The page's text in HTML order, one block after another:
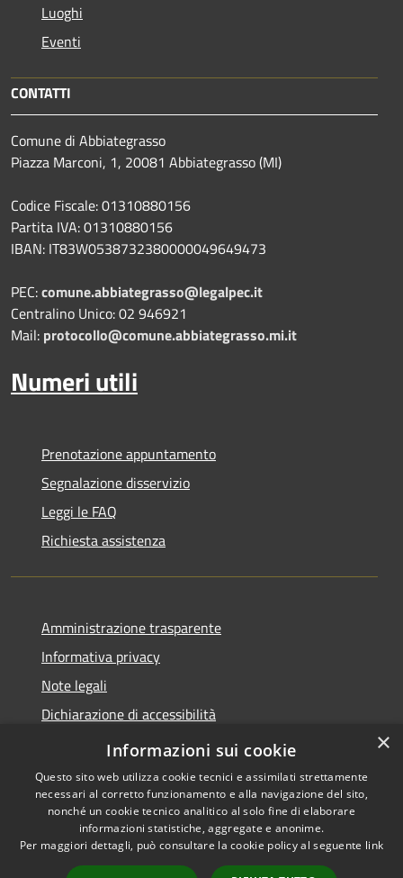
Luoghi
Eventi
CONTATTI
Comune di Abbiategrasso
Piazza Marconi, 1, 20081 Abbiategrasso (MI)
Codice Fiscale: 01310880156
Partita IVA: 01310880156
IBAN: IT83W0538732380000049649473
PEC:comune.abbiategrasso@legalpec.it
Centralino Unico: 02 946921
Mail: protocollo@comune.abbiategrasso.mi.it
Numeri utili
Prenotazione appuntamento
Segnalazione disservizio
Leggi le FAQ
Richiesta assistenza
Amministrazione trasparente
Informativa privacy
Note legali
Dichiarazione di accessibilità
Whistleblowing
Accessibilità
Copyright © 2026 • Comune di
Abbiategrasso • Powered by
×
Informazioni sui cookie
Questo sito web utilizza cookie tecnici e assimilati strettamente
necessari al corretto funzionamento e alla navigazione del sito,
nonché un cookie tecnico analitico al solo fine di elaborare
informazioni statistiche, aggregate e anonime.
Per maggiori dettagli, può consultare la cookie policy al seguente link